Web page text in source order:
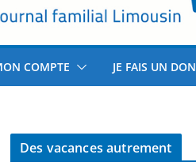
COMPTE JE FAIS UN DON
Des vacances autrement